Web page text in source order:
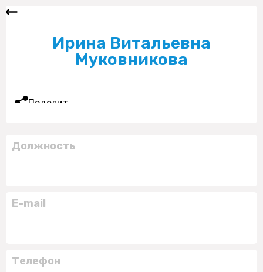
Ирина Витальевна
Муковникова
Поделиться
Должность
E-mail
Телефон